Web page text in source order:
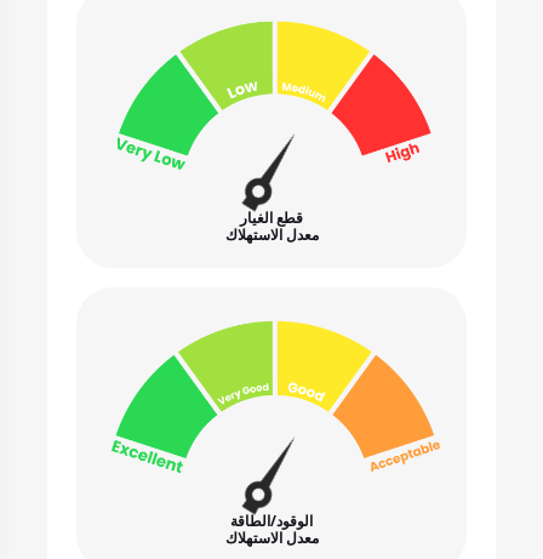
قطع الغيار
معدل الاستهلاك
الوقود/الطاقة
معدل الاستهلاك